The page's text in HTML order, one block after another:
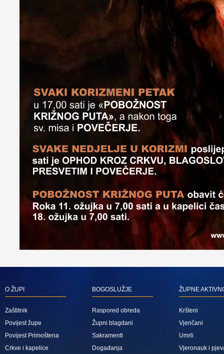
O ŽUPI
Zaštitnik
Povijest župe
Povijest Primoštena
Crkve i kapelice
BOGOSLUŽJE
Raspored obreda
Župni blagdani
Sakramenti
Događanja
ŽUPNE
Kršteni
Vjenčani
Umrli
Vjeronauk i